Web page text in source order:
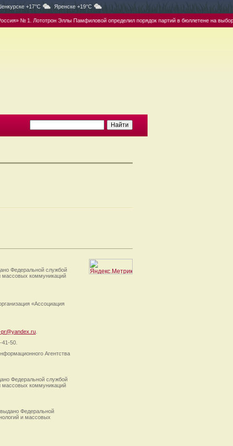
+17°C Яренске +19°C
№ 1. Лототрон Эллы Памфиловой определил порядок партий в бюллетене на
Федеральной службой
массовых коммуникаций
«Ассоциация
50.
Агентства
Федеральной службой
массовых коммуникаций
Федеральной
и массовых